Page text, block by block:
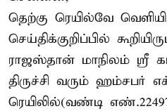
தெற்கு ரெயில்வே
செய்திக்குறிப்பில்
ராஜஸ்தான் மாநிலம் ஸ்ரீ
திருச்சி வரும் ஹம்சபர்
ரெயிலில்(வண்டி